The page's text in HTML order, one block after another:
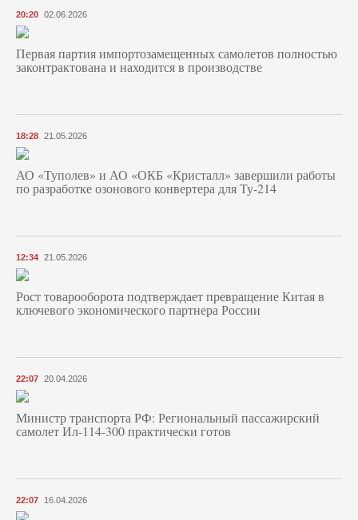
20:20 02.06.2026
Первая партия импортозамещенных самолетов полностью
законтрактована и находится в производстве
18:28 21.05.2026
АО «Туполев» и АО «ОКБ «Кристалл» завершили работы
по разработке озонового конвертера для Ту-214
12:34 21.05.2026
Рост товарооборота подтверждает превращение Китая в
ключевого экономического партнера России
22:07 20.04.2026
Министр транспорта РФ: Региональный пассажирский
самолет Ил-114-300 практически готов
22:07 16.04.2026